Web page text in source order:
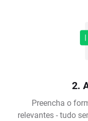
2.
Preencha o
relevantes - tudo